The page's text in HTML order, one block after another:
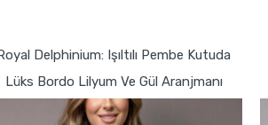
Delphinium: Işıltılı Pembe Kutuda
Lüks Bordo Lilyum Ve Gül Aranjmanı